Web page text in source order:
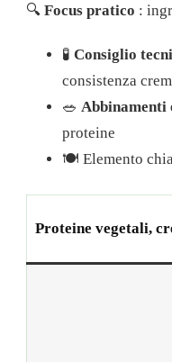
🔍 Focus pratico :
🧪 Consiglio
consistenza
🥗 Abbinamenti
proteine
🍽️ Elemento
Proteine ​​vegetali,